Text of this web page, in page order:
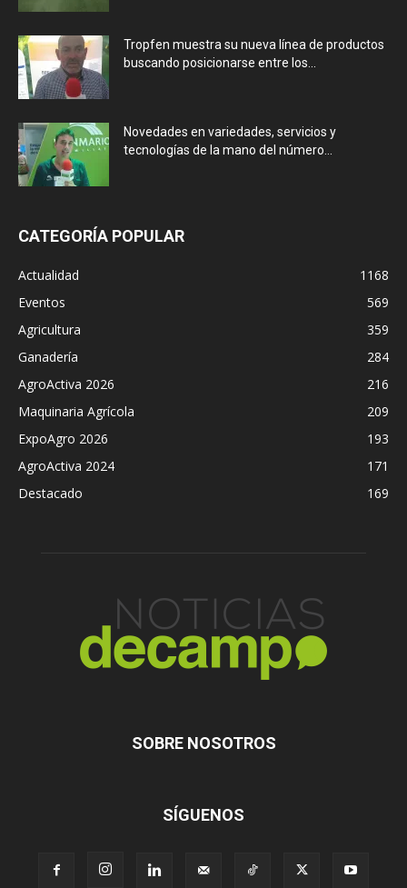
Tropfen muestra su nueva línea de productos
buscando posicionarse entre los...
Novedades en variedades, servicios y
tecnologías de la mano del número...
CATEGORÍA POPULAR
Actualidad
1168
Eventos
569
Agricultura
359
Ganadería
284
AgroActiva 2026
216
Maquinaria Agrícola
209
ExpoAgro 2026
193
AgroActiva 2024
171
Destacado
169
SOBRE NOSOTROS
SÍGUENOS